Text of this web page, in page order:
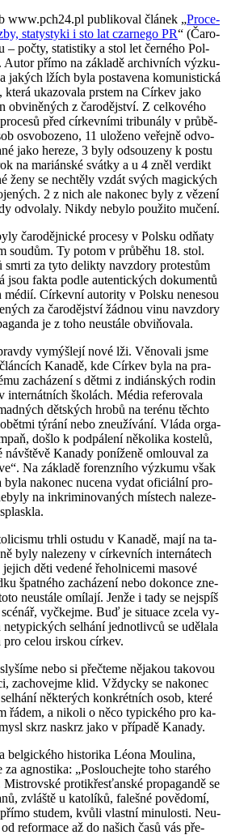
www.​pch24.​pl pu­b­li­ko­val člá­nek „Pro­ce­
sta­tysty­ki i sto lat czar­ne­go PR“ (Ča­ro­
– počty, sta­tis­ti­ky a stol let čer­né­ho Pol­
Autor přímo na zá­kla­dě ar­chiv­ních vý­zku­
ja­kých lžích byla po­sta­ve­na ko­mu­nis­tic­ká
uka­zo­va­la prs­tem na Cír­kev jako
ob­vi­ně­ných z ča­ro­děj­ství. Z cel­ko­vé­ho
před cír­kev­ní­mi tri­buná­ly v prů­bě­
osvo­bo­ze­no, 11 ulo­že­no ve­řej­ně od­vo­
jako he­re­ze, 3 byly od­sou­ze­ny k postu
na ma­ri­án­ské svát­ky a u 4 zněl ver­dikt
ženy se ne­chtě­ly vzdát svých ma­gic­kých
2 z nich ale na­ko­nec byly z vě­ze­ní
od­vo­la­ly. Nikdy ne­by­lo po­u­ži­to mu­če­ní.
ča­ro­děj­nic­ké pro­ce­sy v Pol­sku odňaty
soudům. Ty potom v prů­bě­hu 18. stol.
za tyto de­lik­ty na­vzdo­ry pro­tes­tům
jsou fakta podle au­ten­tic­kých do­ku­men­tů
Cír­kev­ní au­to­ri­ty v Pol­sku ne­ne­sou
za ča­ro­děj­ství žád­nou vinu na­vzdo­ry
je z toho ne­u­stá­le obviňovala.
vy­mýš­le­jí nové lži. Vě­no­va­li jsme
Ka­na­dě, kde Cír­kev byla na pra­
za­chá­ze­ní s dětmi z in­di­án­ských rodin
in­ter­nát­ních ško­lách. Média re­fe­ro­va­la
dět­ských hrobů na te­ré­nu těch­to
tý­rá­ní nebo zne­u­ží­vá­ní. Vláda or­ga­
došlo k pod­pá­le­ní ně­ko­li­ka kos­te­lů,
ná­vštěvě Ka­na­dy po­ní­že­ně omlou­val za
Na zá­kla­dě fo­renz­ní­ho vý­zku­mu však
byla na­ko­nec nu­ce­na vydat ofi­ci­ál­ní pro­
na in­kri­mi­no­va­ných mís­tech na­le­ze­
trhli ostu­du v Ka­na­dě, mají na ta­
byly na­le­ze­ny v cír­kev­ních in­ter­ná­tech
děti ve­de­né ře­hol­ni­ce­mi ma­so­vé
špat­né­ho za­chá­ze­ní nebo do­kon­ce zne­
ne­u­stá­le omí­la­jí. Jenže i tady se nej­spíš
vy­čkej­me. Buď je si­tu­a­ce zcela vy­
se­lhá­ní jed­not­liv­ců se udě­la­la
pro celou ir­skou cír­kev.
nebo si pře­čte­me ně­ja­kou ta­ko­vou
za­cho­vej­me klid. Vždyc­ky se na­ko­nec
ně­kte­rých kon­krét­ních osob, které
řádem, a ni­ko­li o něco ty­pic­ké­ho pro ka­
skrz na­skrz jako v pří­pa­dě Ka­na­dy.
bel­gic­ké­ho his­to­ri­ka Léona Mou­li­na,
za agnos­ti­ka: „Po­slou­chej­te toho staré­ho
pro­ti­křes­ťan­ské pro­pa­gan­dě se
zvláš­tě u ka­to­lí­ků, fa­leš­né po­vě­do­mí,
stu­dem, kvůli vlast­ní mi­nu­los­ti. Ne­u­
re­for­ma­ce až do na­šich časů vás pře­